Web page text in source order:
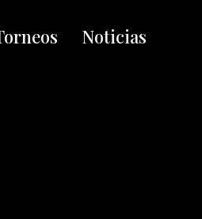
Noticias